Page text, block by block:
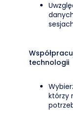
technologii
którzy